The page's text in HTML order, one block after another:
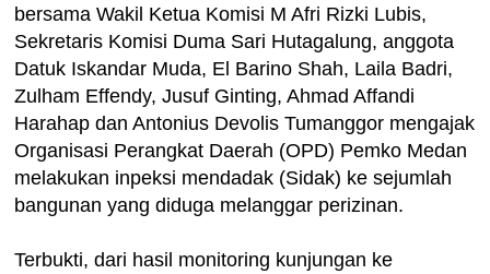
bersama Wakil Ketua Komisi M Afri Rizki Lubis,
Sekretaris Komisi Duma Sari Hutagalung, anggota
Datuk Iskandar Muda, El Barino Shah, Laila Badri,
Zulham Effendy, Jusuf Ginting, Ahmad Affandi
Harahap dan Antonius Devolis Tumanggor mengajak
Organisasi Perangkat Daerah (OPD) Pemko Medan
melakukan inpeksi mendadak (Sidak) ke sejumlah
bangunan yang diduga melanggar perizinan.
Terbukti, dari hasil monitoring kunjungan ke